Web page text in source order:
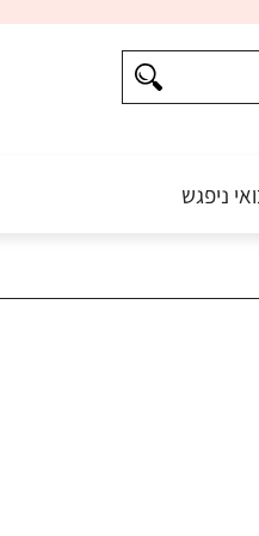
ניפגש